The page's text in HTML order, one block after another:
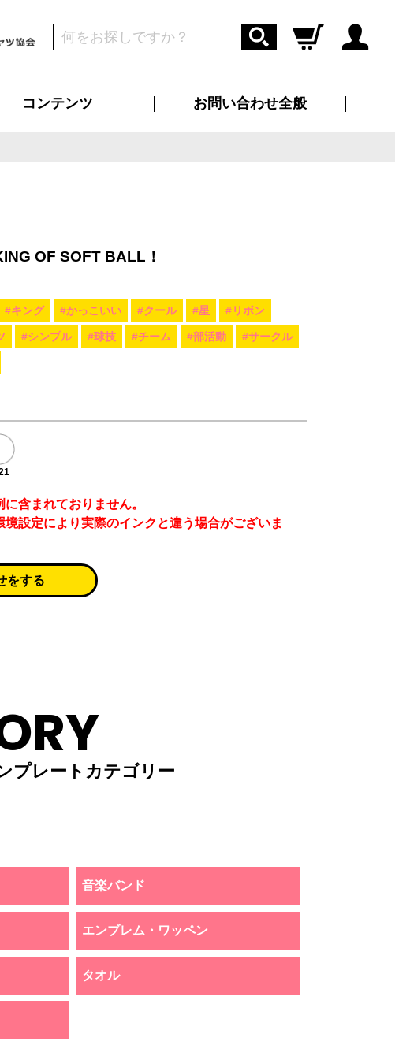
ログイン
コンテンツ お問い合わせ全般
OF SOFT BALL！
#キング #かっこいい #クール #星 #リボン
#シンプル #球技 #チーム #部活動 #サークル
含まれておりません。
設定により実際のインクと違う場合がございま
をする
プレートカテゴリー
音楽バンド
エンブレム・ワッペン
タオル